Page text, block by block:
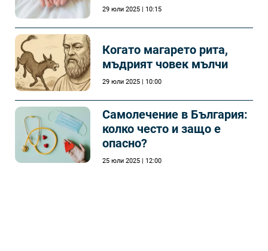
29 юли 2025 | 10:15
Когато магарето рита,
мъдрият човек мълчи
29 юли 2025 | 10:00
Самолечeние в България:
колко често и защо е
опасно?
25 юли 2025 | 12:00